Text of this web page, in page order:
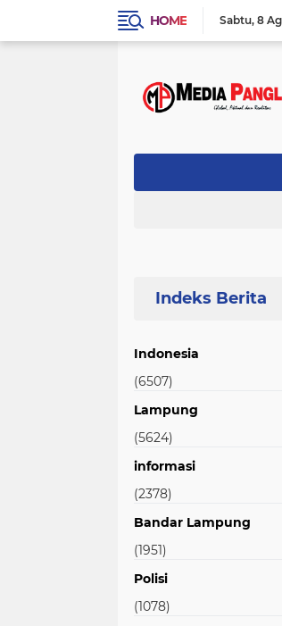
HOME Sabtu 8
Indonesia
(6507)
Lampung
(5624)
informasi
(2378)
Bandar Lampung
(1951)
Polisi
(1078)